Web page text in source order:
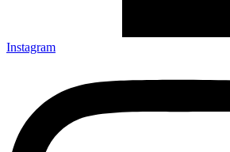
Instagram